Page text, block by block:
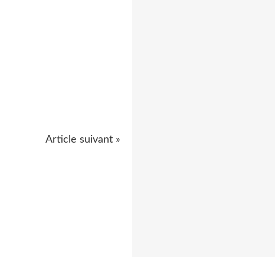
Article suivant »